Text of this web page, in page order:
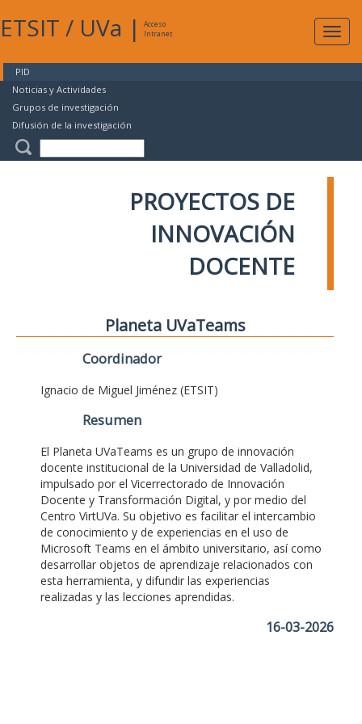
ETSIT / UVa |
Acceso
Intranet
PID
Noticias y Actividades
Grupos de investigación
Difusión de la investigación
PROYECTOS DE
INNOVACIÓN
DOCENTE
Planeta UVaTeams
Coordinador
Ignacio de Miguel Jiménez (ETSIT)
Resumen
El Planeta UVaTeams es un grupo de innovación
docente institucional de la Universidad de Valladolid,
impulsado por el Vicerrectorado de Innovación
Docente y Transformación Digital, y por medio del
Centro VirtUVa. Su objetivo es facilitar el intercambio
de conocimiento y de experiencias en el uso de
Microsoft Teams en el ámbito universitario, así como
desarrollar objetos de aprendizaje relacionados con
esta herramienta, y difundir las experiencias
realizadas y las lecciones aprendidas.
16-03-2026